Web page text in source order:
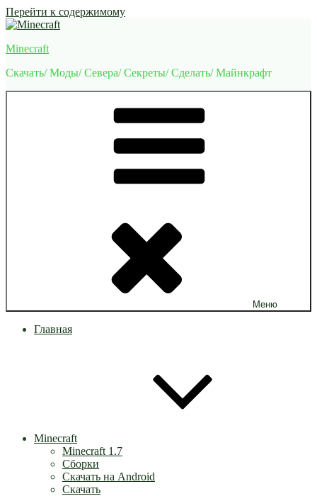
Перейти к содержимому
Minecraft
Скачать/ Моды/ Севера/ Секреты/ Сделать/ Майнкрафт
Меню
Главная
Minecraft
Minecraft 1.7
Сборки
Скачать на Android
Скачать